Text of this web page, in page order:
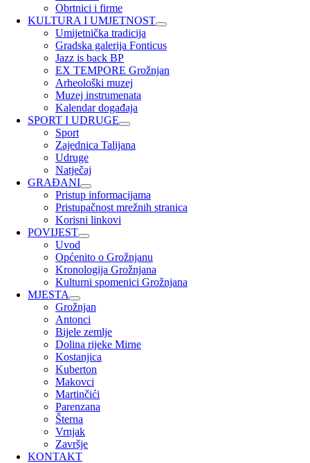
Obrtnici i firme
KULTURA I UMJETNOST
Umijetnička tradicija
Gradska galerija Fonticus
Jazz is back BP
EX TEMPORE Grožnjan
Arheološki muzej
Muzej instrumenata
Kalendar događaja
SPORT I UDRUGE
Sport
Zajednica Talijana
Udruge
Natječaj
GRAĐANI
Pristup informacijama
Pristupačnost mrežnih stranica
Korisni linkovi
POVIJEST
Uvod
Općenito o Grožnjanu
Kronologija Grožnjana
Kulturni spomenici Grožnjana
MJESTA
Grožnjan
Antonci
Bijele zemlje
Dolina rijeke Mirne
Kostanjica
Kuberton
Makovci
Martinčići
Parenzana
Šterna
Vrnjak
Završje
KONTAKT